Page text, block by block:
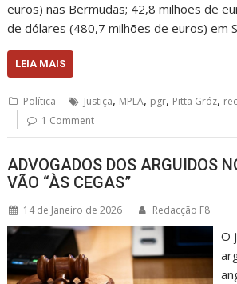
euros) nas Bermudas; 42,8 milhões de
de dólares (480,7 milhões de euros) em
LEIA MAIS
Política Justiça, MPLA, pgr, Pitta Gróz,
1 Comment
ADVOGADOS DOS ARGUIDOS
VÃO “ÀS CEGAS”
14 de Janeiro de 2026 Redacção F8
O